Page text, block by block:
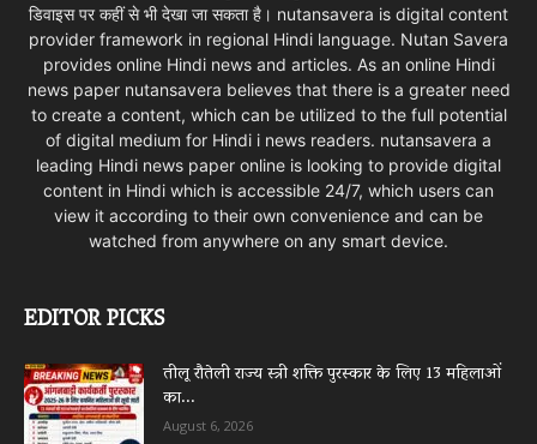
डिवाइस पर कहीं से भी देखा जा सकता है। nutansavera is digital content
provider framework in regional Hindi language. Nutan Savera
provides online Hindi news and articles. As an online Hindi
news paper nutansavera believes that there is a greater need
to create a content, which can be utilized to the full potential
of digital medium for Hindi i news readers. nutansavera a
leading Hindi news paper online is looking to provide digital
content in Hindi which is accessible 24/7, which users can
view it according to their own convenience and can be
watched from anywhere on any smart device.
EDITOR PICKS
तीलू रौतेली राज्य स्त्री शक्ति पुरस्कार के लिए 13 महिलाओं
का...
August 6, 2026